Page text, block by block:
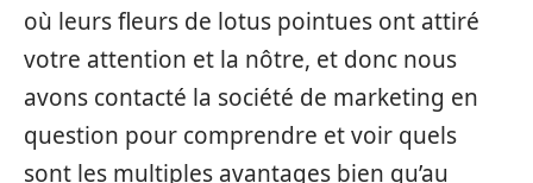
où leurs fleurs de lotus pointues ont attiré
votre attention et la nôtre, et donc nous
avons contacté la société de marketing en
question pour comprendre et voir quels
sont les multiples avantages bien qu’au